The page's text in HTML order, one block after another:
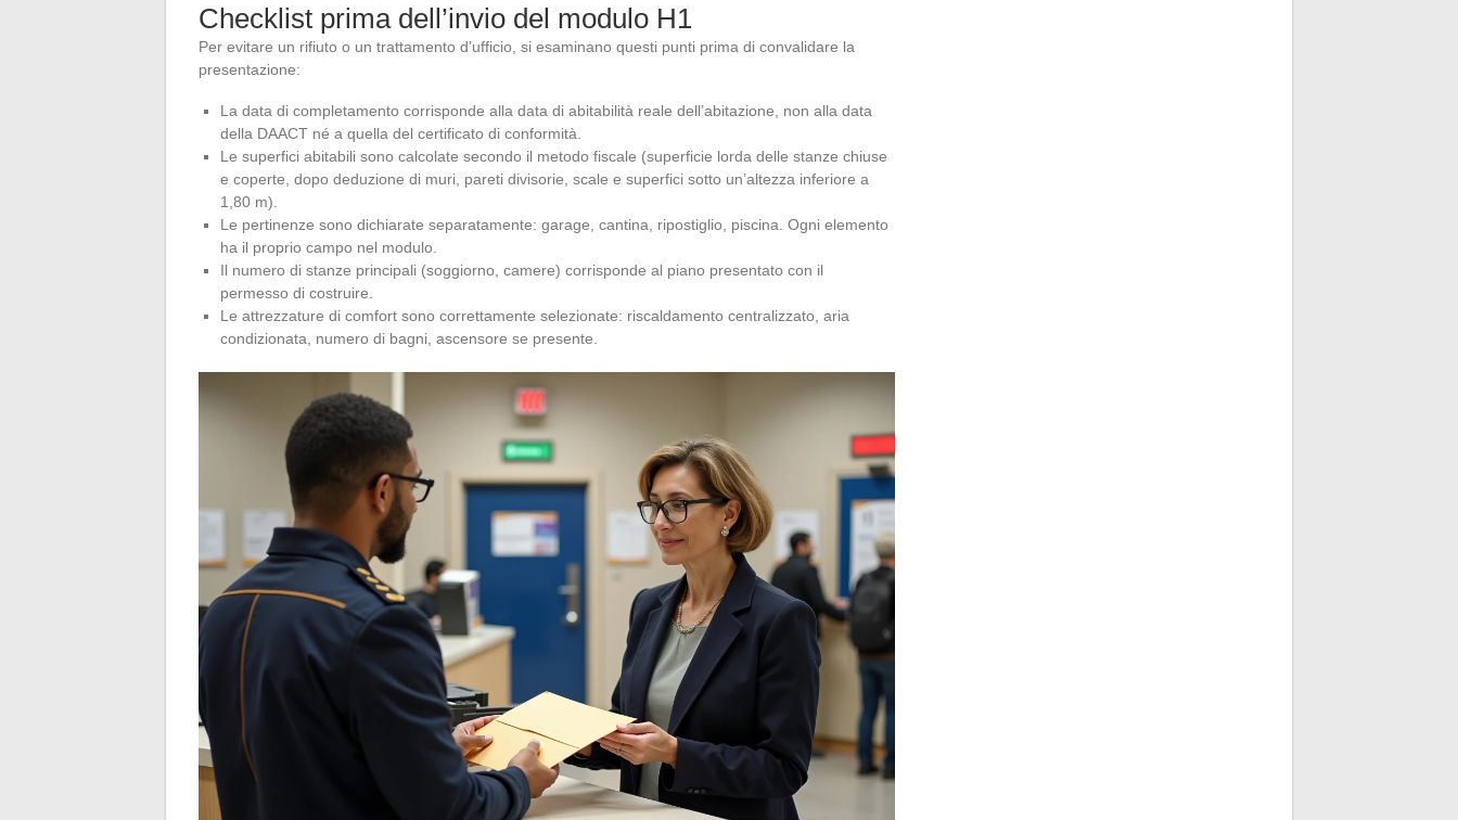
Checklist prima dell’invio del modulo H1
Per evitare un rifiuto o un trattamento d’ufficio, si esaminano questi punti prima di convalidare la
presentazione:
La data di completamento corrisponde alla data di abitabilità reale dell’abitazione, non alla data
della DAACT né a quella del certificato di conformità.
Le superfici abitabili sono calcolate secondo il metodo fiscale (superficie lorda delle stanze chiuse
e coperte, dopo deduzione di muri, pareti divisorie, scale e superfici sotto un’altezza inferiore a
1,80 m).
Le pertinenze sono dichiarate separatamente: garage, cantina, ripostiglio, piscina. Ogni elemento
ha il proprio campo nel modulo.
Il numero di stanze principali (soggiorno, camere) corrisponde al piano presentato con il
permesso di costruire.
Le attrezzature di comfort sono correttamente selezionate: riscaldamento centralizzato, aria
condizionata, numero di bagni, ascensore se presente.